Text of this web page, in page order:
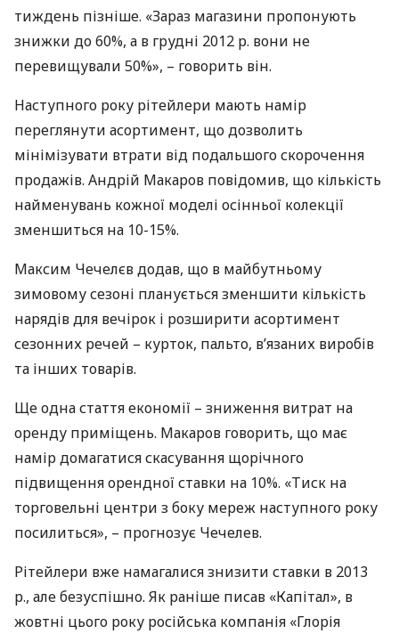
тиждень пізніше. «Зараз магазини пропонують
знижки до 60%, а в грудні 2012 р. вони не
перевищували 50%», – говорить він.
Наступного року рітейлери мають намір
переглянути асортимент, що дозволить
мінімізувати втрати від подальшого скорочення
продажів. Андрій Макаров повідомив, що кількість
найменувань кожної моделі осінньої колекції
зменшиться на 10-15%.
Максим Чечелєв додав, що в майбутньому
зимовому сезоні планується зменшити кількість
нарядів для вечірок і розширити асортимент
сезонних речей – курток, пальто, в’язаних виробів
та інших товарів.
Ще одна стаття економії – зниження витрат на
оренду приміщень. Макаров говорить, що має
намір домагатися скасування щорічного
підвищення орендної ставки на 10%. «Тиск на
торговельні центри з боку мереж наступного року
посилиться», – прогнозує Чечелев.
Рітейлери вже намагалися знизити ставки в 2013
р., але безуспішно. Як раніше писав «Капітал», в
жовтні цього року російська компанія «Глорія